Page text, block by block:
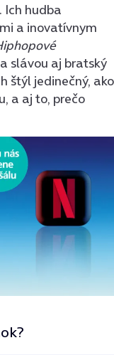
Ich hudba
a inovatívnym
slávou aj bratský
štýl jedinečný, ako
a aj to, prečo